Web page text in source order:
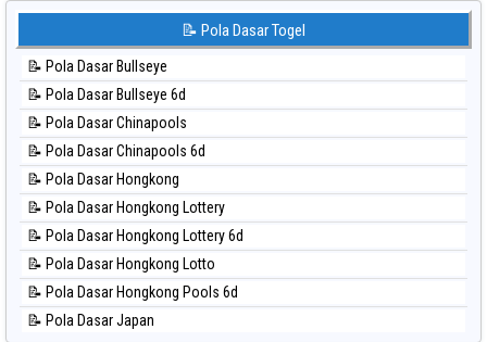
⚽ Bola Hitam Taiwan
📊 Statistik Kuda Lari
📊 Statistik Magnum Cambodia
📊 Statistik Nagoya
📊 Statistik New York Midday
📊 Statistik North Carolina Day
📊 Statistik Pcso
📊 Statistik Pennsylvania Day
📊 Statistik Sao Paulo
📊 Statistik Singapore
📊 Statistik Sydney
📊 Statistik Sydney Lottery
📝 Pola Dasar Togel
📝 Pola Dasar Bullseye
📝 Pola Dasar Bullseye 6d
📝 Pola Dasar Chinapools
📝 Pola Dasar Chinapools 6d
📝 Pola Dasar Hongkong
📝 Pola Dasar Hongkong Lottery
📝 Pola Dasar Hongkong Lottery 6d
📝 Pola Dasar Hongkong Lotto
📝 Pola Dasar Hongkong Pools 6d
📝 Pola Dasar Japan